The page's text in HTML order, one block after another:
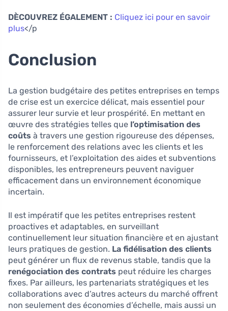
DÈCOUVREZ ÉGALEMENT : Cliquez ici pour en savoir
plus</p
Conclusion
La gestion budgétaire des petites entreprises en temps
de crise est un exercice délicat, mais essentiel pour
assurer leur survie et leur prospérité. En mettant en
œuvre des stratégies telles que l’optimisation des
coûts à travers une gestion rigoureuse des dépenses,
le renforcement des relations avec les clients et les
fournisseurs, et l’exploitation des aides et subventions
disponibles, les entrepreneurs peuvent naviguer
efficacement dans un environnement économique
incertain.
Il est impératif que les petites entreprises restent
proactives et adaptables, en surveillant
continuellement leur situation financière et en ajustant
leurs pratiques de gestion. La fidélisation des clients
peut générer un flux de revenus stable, tandis que la
renégociation des contrats peut réduire les charges
fixes. Par ailleurs, les partenariats stratégiques et les
collaborations avec d’autres acteurs du marché offrent
non seulement des économies d’échelle, mais aussi un